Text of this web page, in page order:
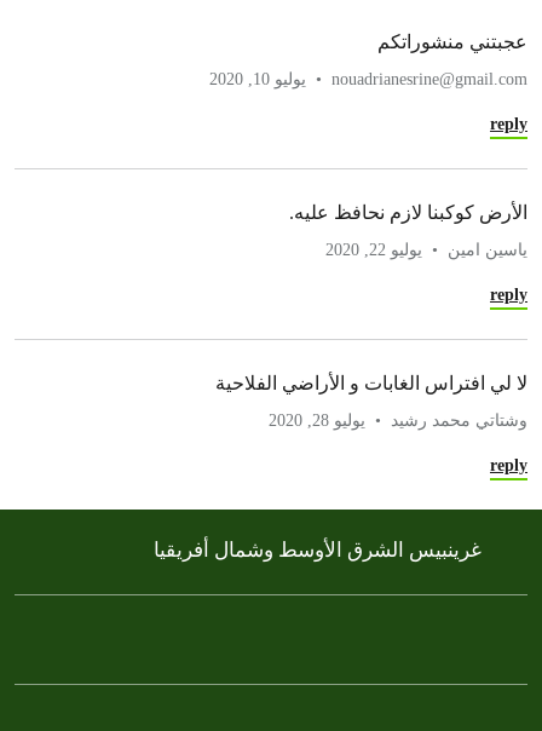
عجبتني منشوراتكم
nouadrianesrine@gmail.com يوليو 10, 2020
reply
الأرض كوكبنا لازم نحافظ عليه.
ياسين امين يوليو 22, 2020
reply
لا لي افتراس الغابات و الأراضي الفلاحية
وشتاتي محمد رشيد يوليو 28, 2020
reply